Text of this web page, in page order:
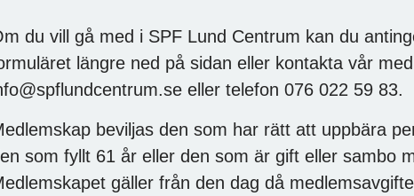
du vill gå med i SPF Lund Centrum kan du
längre ned på sidan eller kontakta vår
eller telefon 076 022 59 83.
beviljas den som har rätt att uppbära
som fyllt 61 år eller den som är gift eller sambo
gäller från den dag då